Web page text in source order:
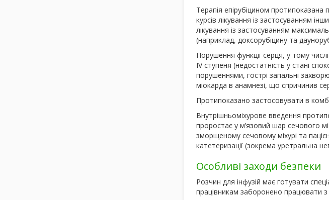
Терапія епірубіцином протипоказана
курсів лікування із застосуванням
лікування із застосуванням
(наприклад, доксорубіцину та
Порушення функції серця, у тому
IV ступеня (недостатність у стані
порушеннями, гострі запальні
міокарда в анамнезі, що спричинив
Протипоказано застосовувати в
Внутрішньоміхурове введення
проростає у м’язовий шар сечового
зморщеному сечовому міхурі та
катетеризації (зокрема уретральна
Особливі заходи безпеки
Розчин для інфузій має готувати
працівникам заборонено працювати